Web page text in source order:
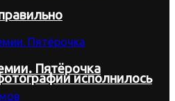
Пятёрочка
исполнилось